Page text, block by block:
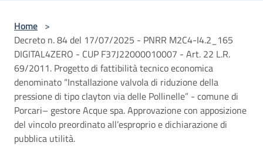
Home >
Decreto n. 84 del 17/07/2025 - PNRR M2C4-I4.2_165
DIGITAL4ZERO - CUP F37J22000010007 - Art. 22 L.R.
69/2011. Progetto di fattibilità tecnico economica
denominato “Installazione valvola di riduzione della
pressione di tipo clayton via delle Pollinelle” - comune di
Porcari– gestore Acque spa. Approvazione con apposizione
del vincolo preordinato all’esproprio e dichiarazione di
pubblica utilità.